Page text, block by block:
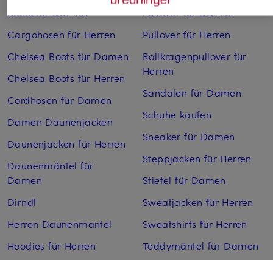
Boots für Damen
Cargohosen für Herren
Chelsea Boots für Damen
Chelsea Boots für Herren
Cordhosen für Damen
Damen Daunenjacken
Daunenjacken für Herren
Daunenmäntel für
Damen
Dirndl
Herren Daunenmantel
Hoodies für Herren
Pullover für Damen
Pullover für Herren
Rollkragenpullover für
Herren
Sandalen für Damen
Schuhe kaufen
Sneaker für Damen
Steppjacken für Herren
Stiefel für Damen
Sweatjacken für Herren
Sweatshirts für Herren
Teddymäntel für Damen